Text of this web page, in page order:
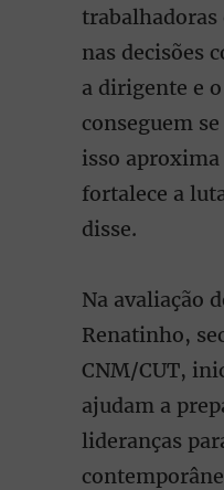
trabalhadoras
nas decisões
a dirigente e
conseguem
isso aproxima
fortalece a
disse.
Na avaliação
Renatinho,
CNM/CUT,
ajudam a
lideranças